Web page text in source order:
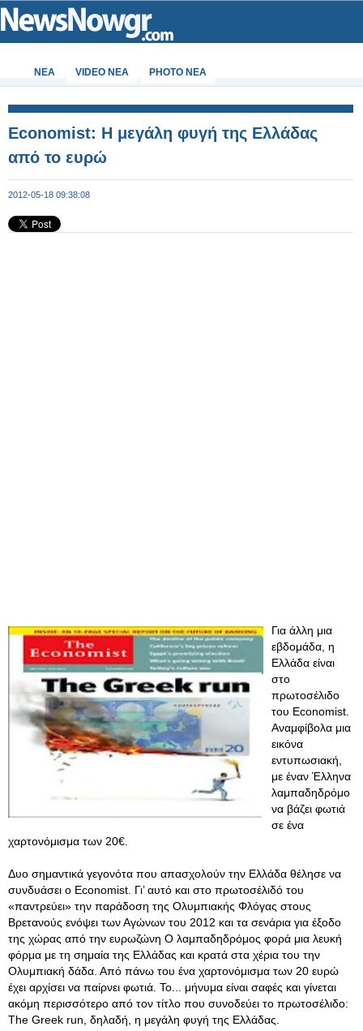
ΝΕΑ VIDEO NEA PHOTO NEA
Economist: Η μεγάλη φυγή της Ελλάδας
από το ευρώ
2012-05-18 09:38:08
Για άλλη μια
εβδομάδα, η
Ελλάδα είναι
στο
πρωτοσέλιδο
του Economist.
Αναμφίβολα μια
εικόνα
εντυπωσιακή,
με έναν Έλληνα
λαμπαδηδρόμο
να βάζει φωτιά
σε ένα
χαρτονόμισμα των 20€.
Δυο σημαντικά γεγονότα που απασχολούν την Ελλάδα θέλησε να
συνδυάσει ο Economist. Γι’ αυτό και στο πρωτοσέλιδό του
«παντρεύει» την παράδοση της Ολυμπιακής Φλόγας στους
Βρετανούς ενόψει των Αγώνων του 2012 και τα σενάρια για έξοδο
της χώρας από την ευρωζώνη Ο λαμπαδηδρόμος φορά μια λευκή
φόρμα με τη σημαία της Ελλάδας και κρατά στα χέρια του την
Ολυμπιακή δάδα. Από πάνω του ένα χαρτονόμισμα των 20 ευρώ
έχει αρχίσει να παίρνει φωτιά. Το... μήνυμα είναι σαφές και γίνεται
ακόμη περισσότερο από τον τίτλο που συνοδεύει το πρωτοσέλιδο:
The Greek run, δηλαδή, η μεγάλη φυγή της Ελλάδας.